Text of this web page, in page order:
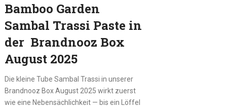
Bamboo Garden
Sambal Trassi Paste in
der Brandnooz Box
August 2025
Die kleine Tube Sambal Trassi in unserer
Brandnooz Box August 2025 wirkt zuerst
wie eine Nebensächlichkeit — bis ein Löffel